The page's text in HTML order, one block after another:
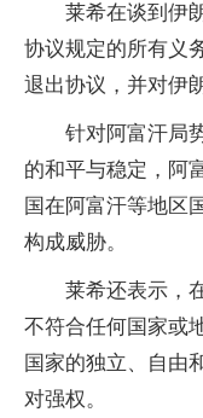
莱希在谈到伊
协议规定的所有义
退出协议，并对伊
针对阿富汗局
的和平与稳定，阿
国在阿富汗等地区
构成威胁。
莱希还表示，
不符合任何国家或
国家的独立、自由
对强权。